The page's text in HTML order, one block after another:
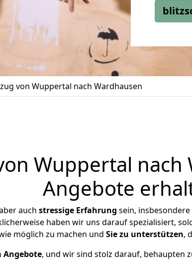
von Wuppertal nach Wardhausen
Wuppertal nach
Angebote
auch stressige Erfahrung sein,
haben wir uns darauf spezialisiert,
möglich zu machen und Sie zu unterstützen,
Angebote, und wir sind stolz darauf, behaupten